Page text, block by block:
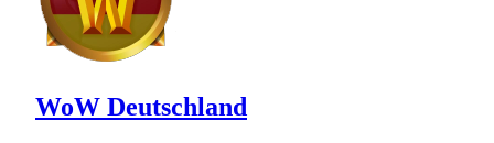
WoW Deutschland